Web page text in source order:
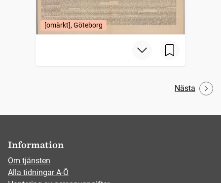
[omärkt], Göteborg
Nästa
Information
Om tjänsten
Alla tidningar A-Ö